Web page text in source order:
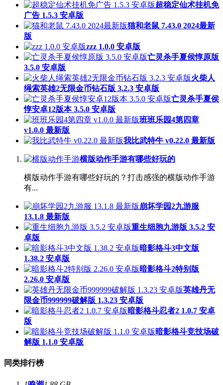
超稳定仙术挂机免
广告 1.5.3 安卓版
猫和老鼠 7.43.0 2024最新
版
zzz 1.0.0 安卓版
亡灵杀手夏侯惇原版
3.5.0 安卓版
火柴人
绳索英雄2无限金币钻石版 3.2.3 安卓版
亡灵杀手夏侯
惇安卓12版本 3.5.0 安卓版
班班乐园4第四章
v1.0.0 最新版
我比武特牛 v0.22.0 最新版
横版动作手游有哪些好玩的
横版动作手游有哪些好玩的？打击感强的横版动作手游
有...
崩坏学园2九游服
13.1.8 最新版
重生细胞九游版 3.5.2 安
卓版
暗影格斗3中文版
1.38.2 安卓版
暗影格斗2特别版
2.26.0 安卓版
英雄丹无
限金币999999破解版 1.3.23 安卓版
暗影格斗忍者2 1.0.7 安卓
版
暗影格斗竞技场破
解版 1.1.0 安卓版
同类排行榜